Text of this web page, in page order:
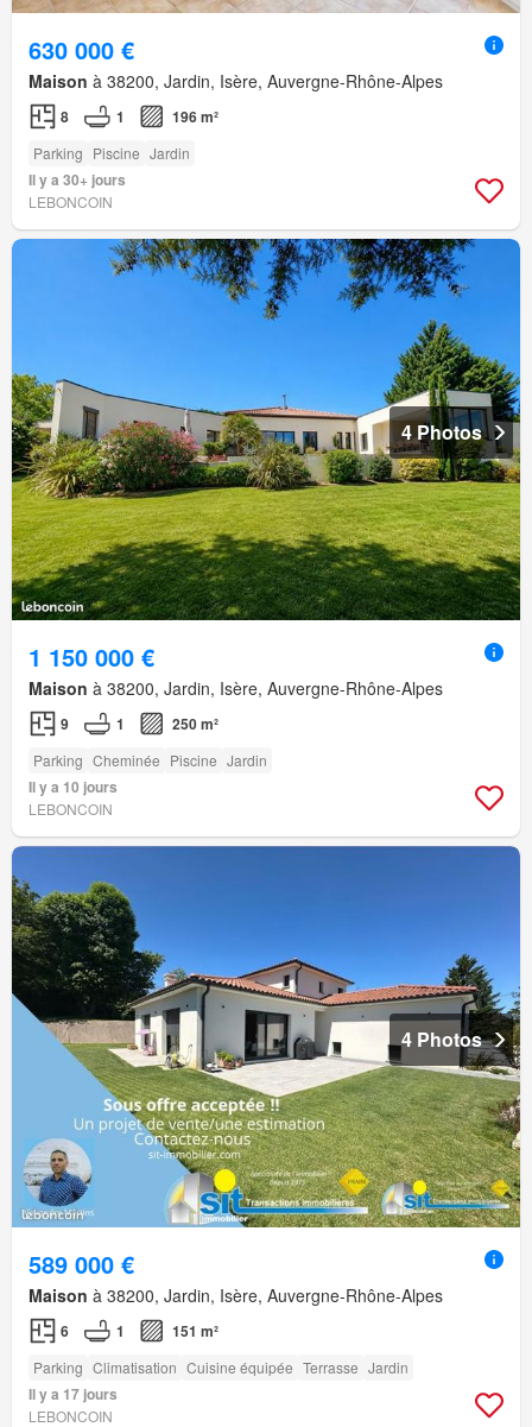
630 000 €
Maison à 38200, Jardin, Isère, Auvergne-Rhône-Alpes
8 1 196 m²
Parking Piscine Jardin
Il y a 30+ jours
LEBONCOIN
4 Photos
1 150 000 €
Maison à 38200, Jardin, Isère, Auvergne-Rhône-Alpes
9 1 250 m²
Parking Cheminée Piscine Jardin
Il y a 10 jours
LEBONCOIN
4 Photos
589 000 €
Maison à 38200, Jardin, Isère, Auvergne-Rhône-Alpes
6 1 151 m²
Parking Climatisation Cuisine équipée Terrasse Jardin
Il y a 17 jours
LEBONCOIN